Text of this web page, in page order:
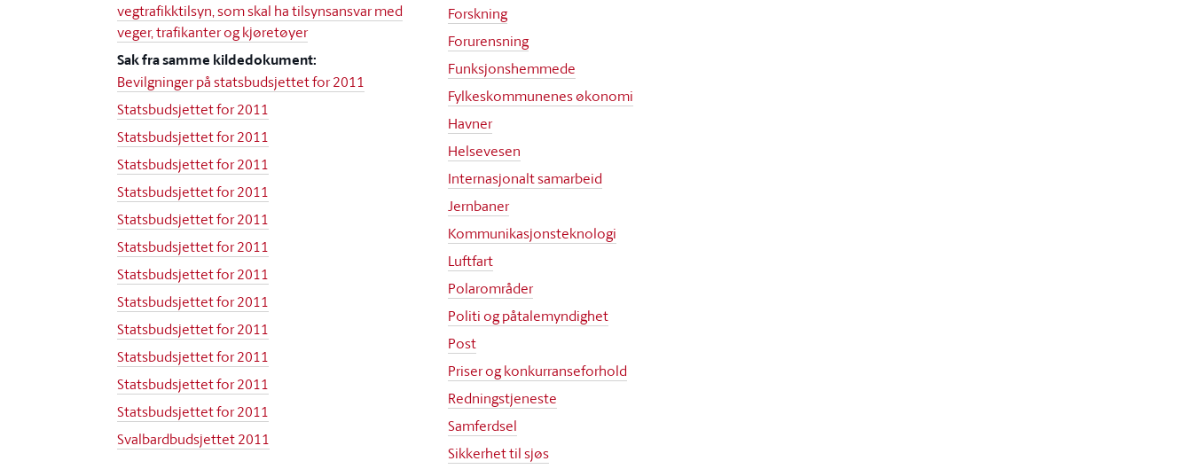
vegtrafikktilsyn, som skal ha tilsynsansvar med
veger, trafikanter og kjøretøyer
Sak fra samme kildedokument:
Bevilgninger på statsbudsjettet for 2011
Statsbudsjettet for 2011
Statsbudsjettet for 2011
Statsbudsjettet for 2011
Statsbudsjettet for 2011
Statsbudsjettet for 2011
Statsbudsjettet for 2011
Statsbudsjettet for 2011
Statsbudsjettet for 2011
Statsbudsjettet for 2011
Statsbudsjettet for 2011
Statsbudsjettet for 2011
Statsbudsjettet for 2011
Svalbardbudsjettet 2011
Forskning
Forurensning
Funksjonshemmede
Fylkeskommunenes økonomi
Havner
Helsevesen
Internasjonalt samarbeid
Jernbaner
Kommunikasjonsteknologi
Luftfart
Polarområder
Politi og påtalemyndighet
Post
Priser og konkurranseforhold
Redningstjeneste
Samferdsel
Sikkerhet til sjøs